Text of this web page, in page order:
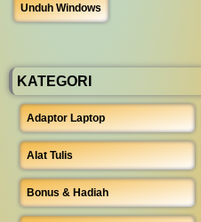
Unduh Windows
KATEGORI
Adaptor Laptop
Alat Tulis
Bonus & Hadiah